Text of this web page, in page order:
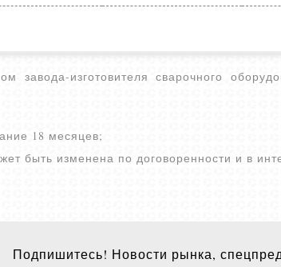
изготовителя сварочного
18 месяцев;
быть изменена по договоренности и в
Подпишитесь! Новости рынка,